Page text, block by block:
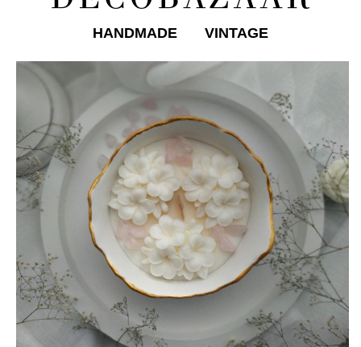
HANDMADE VINTAGE